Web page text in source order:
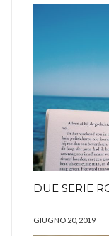
DUE SERIE
GIUGNO 20, 2019